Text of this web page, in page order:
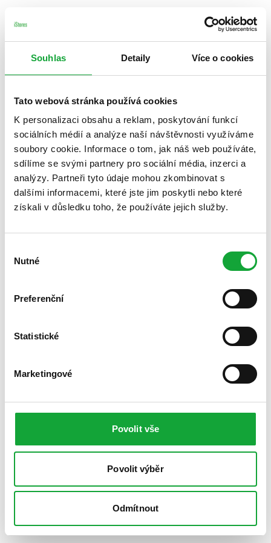
Souhlas Detaily Více o cookies
Tato webová stránka používá cookies
K personalizaci obsahu a reklam, poskytování funkcí
sociálních médií a analýze naší návštěvnosti využíváme
soubory cookie. Informace o tom, jak náš web používáte,
sdílíme se svými partnery pro sociální média, inzerci a
analýzy. Partneři tyto údaje mohou zkombinovat s
dalšími informacemi, které jste jim poskytli nebo které
získali v důsledku toho, že používáte jejich služby.
souhlasu
Nutné
Preferenční
Statistické
Marketingové
Povolit vše
Povolit výběr
Odmítnout